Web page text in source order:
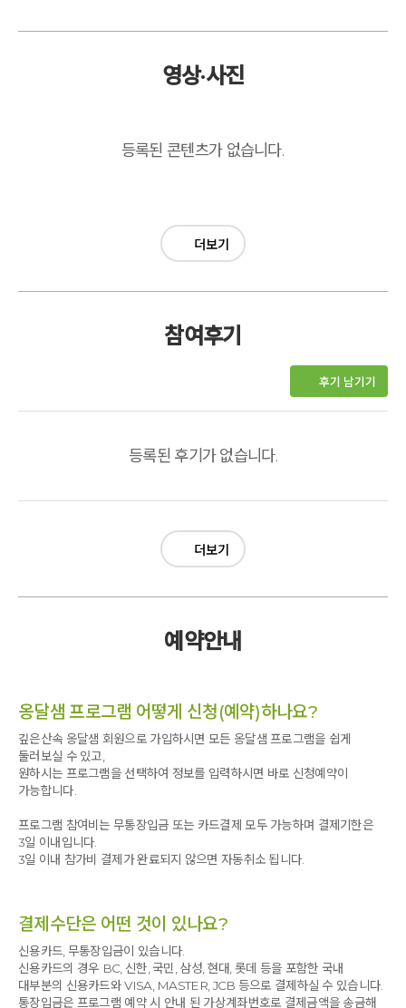
영상·사진
등록된 콘텐츠가 없습니다.
더보기
참여후기
후기 남기기
등록된 후기가 없습니다.
더보기
예약안내
옹달샘 프로그램 어떻게 신청(예약)하나요?
깊은산속 옹달샘 회원으로 가입하시면 모든 옹달샘 프로그램을 쉽게
둘러보실 수 있고,
원하시는 프로그램을 선택하여 정보를 입력하시면 바로 신청예약이
가능합니다.
프로그램 참여비는 무통장입금 또는 카드결제 모두 가능하며 결제기한은
3일 이내입니다.
3일 이내 참가비 결제가 완료되지 않으면 자동취소 됩니다.
결제수단은 어떤 것이 있나요?
신용카드, 무통장입금이 있습니다.
신용카드의 경우 BC, 신한, 국민, 삼성, 현대, 롯데 등을 포함한 국내
대부분의 신용카드와 VISA, MASTER, JCB 등으로 결제하실 수 있습니다.
통장입금은 프로그램 예약 시 안내 된 가상계좌번호로 결제금액을 송금해